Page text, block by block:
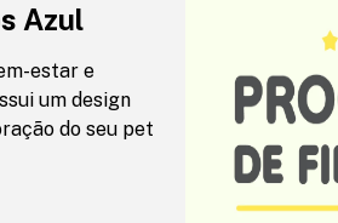
Azul
estar e
um design
do seu pet